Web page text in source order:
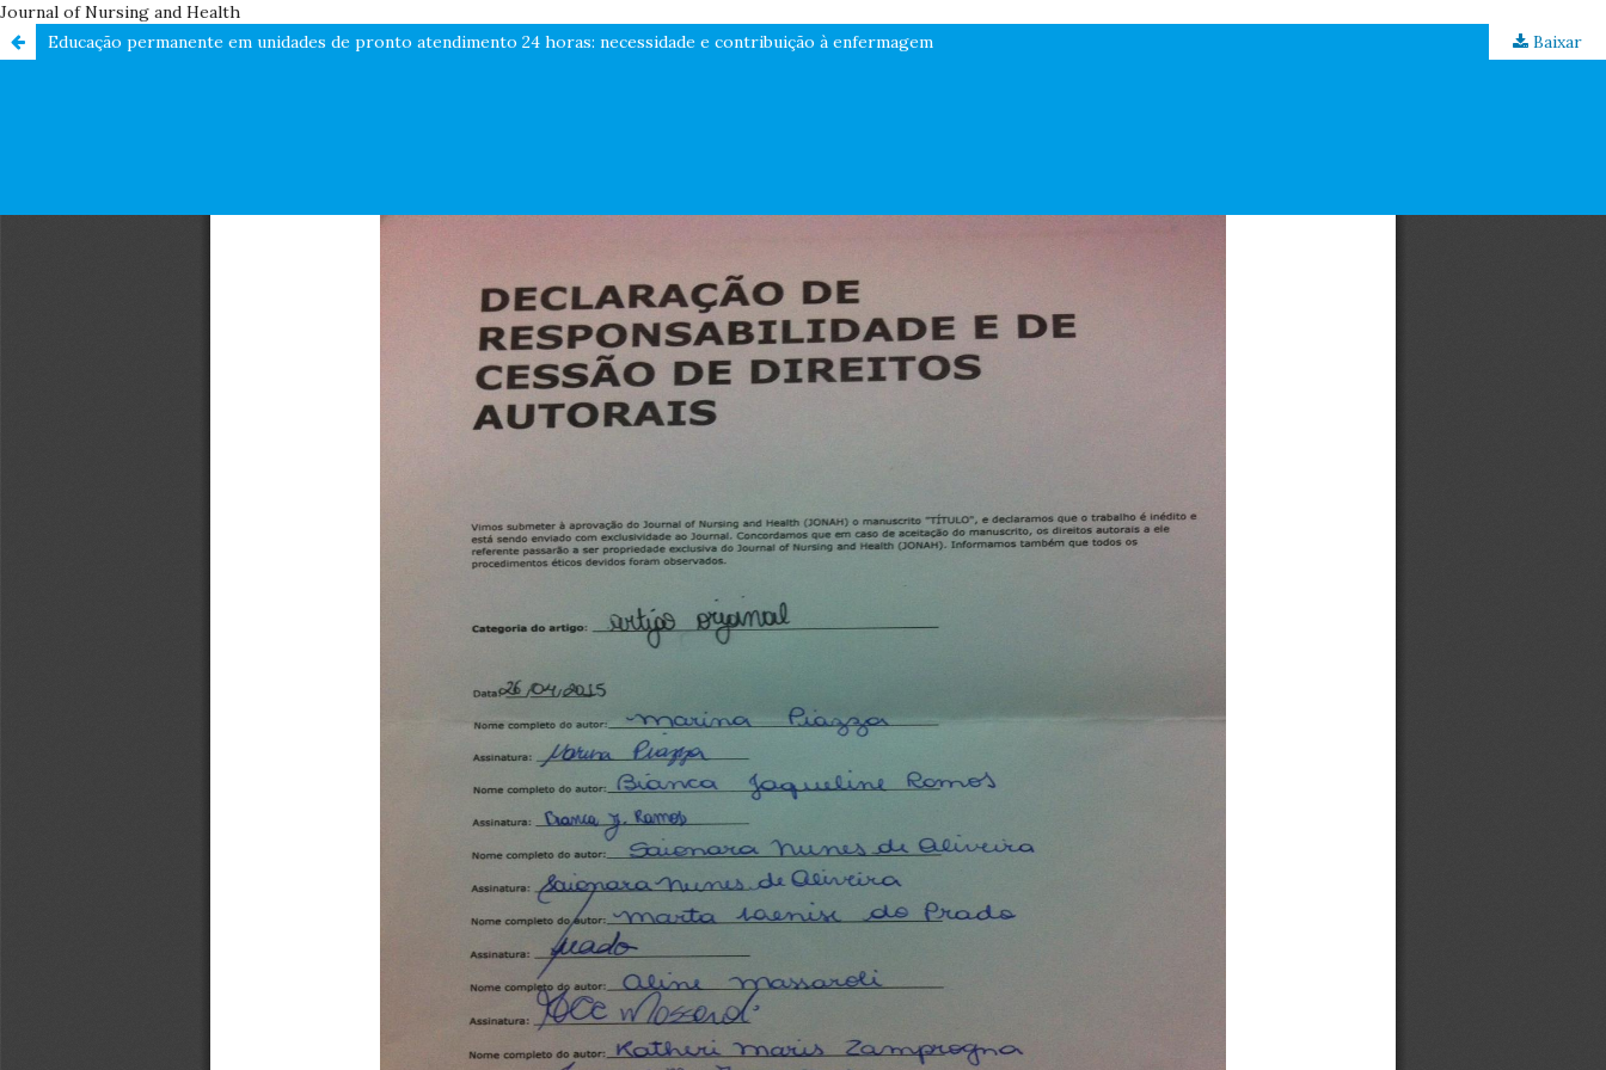
Journal of Nursing and Health
Educação permanente em unidades de pronto atendimento 24 horas: necessidade e contribuição à enfermagem
Baixar